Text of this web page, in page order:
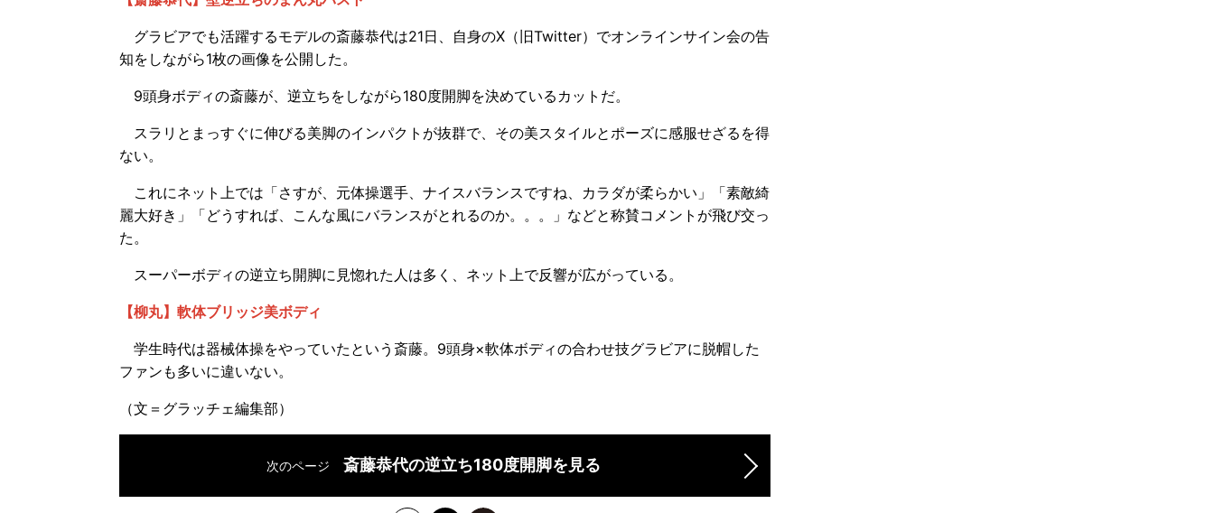
グラビアでも活躍するモデルの斎藤恭代は21日、自身のX（旧Twitter）でオンラインサイン会の告
知をしながら1枚の画像を公開した。
9頭身ボディの斎藤が、逆立ちをしながら180度開脚を決めているカットだ。
スラリとまっすぐに伸びる美脚のインパクトが抜群で、その美スタイルとポーズに感服せざるを得
ない。
これにネット上では「さすが、元体操選手、ナイスバランスですね、カラダが柔らかい」「素敵綺
麗大好き」「どうすれば、こんな風にバランスがとれるのか。。。」などと称賛コメントが飛び交っ
た。
スーパーボディの逆立ち開脚に見惚れた人は多く、ネット上で反響が広がっている。
【柳丸】軟体ブリッジ美ボディ
学生時代は器械体操をやっていたという斎藤。9頭身×軟体ボディの合わせ技グラビアに脱帽した
ファンも多いに違いない。
（文＝グラッチェ編集部）
次のページ 斎藤恭代の逆立ち180度開脚を見る